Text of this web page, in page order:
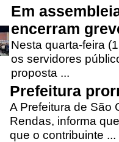
Em
encerram
Nesta quarta-feira
os servidores
proposta ...
Prefeitura
A Prefeitura de São
Rendas, informa
que o contribuinte ...